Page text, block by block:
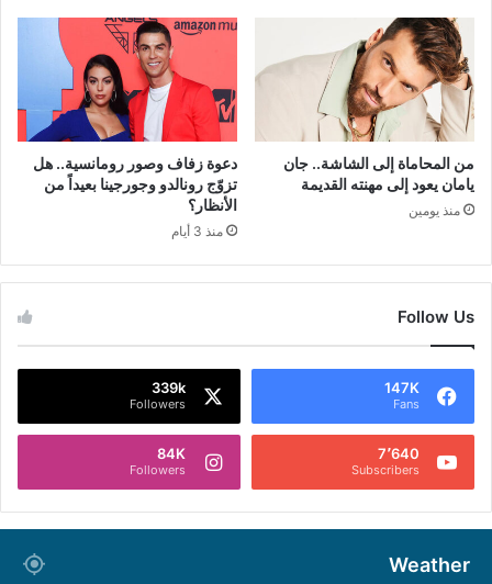
من المحاماة إلى الشاشة.. جان
يامان يعود إلى مهنته القديمة
منذ يومين
دعوة زفاف وصور رومانسية.. هل
تزوّج رونالدو وجورجينا بعيداً من
الأنظار؟
منذ 3 أيام
Follow Us
147K
Fans
339k
Followers
7٬640
Subscribers
84K
Followers
Weather